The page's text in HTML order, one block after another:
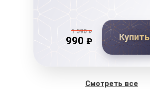
1 590₽
990 ₽ Купить
Смотреть все